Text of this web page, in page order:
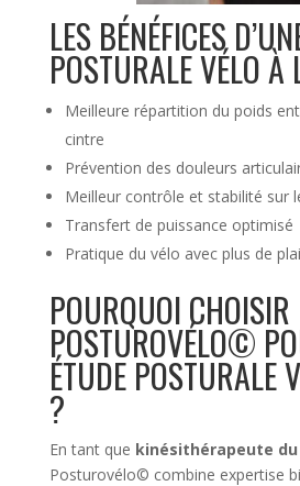
LES BÉNÉFICES
POSTURALE VÉLO À
Meilleure répartition du poids
cintre
Prévention des douleurs
Meilleur contrôle et stabilité sur
Transfert de puissance optimisé
Pratique du vélo avec plus de
POURQUOI CHOISIR
POSTUROVÉLO©
ÉTUDE POSTURALE
?
En tant que kinésithérapeute
Posturovélo© combine expertise